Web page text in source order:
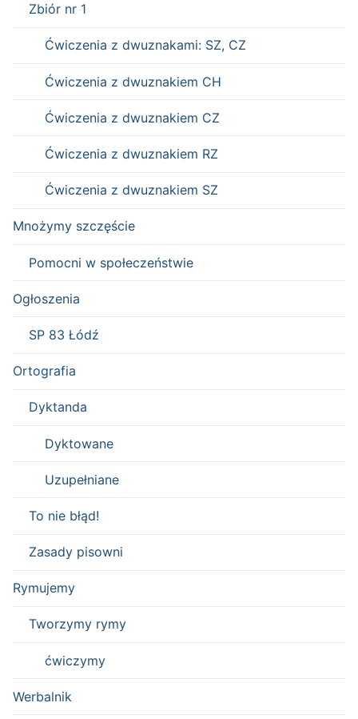
Zbiór nr 1
Ćwiczenia z dwuznakami: SZ, CZ
Ćwiczenia z dwuznakiem CH
Ćwiczenia z dwuznakiem CZ
Ćwiczenia z dwuznakiem RZ
Ćwiczenia z dwuznakiem SZ
Mnożymy szczęście
Pomocni w społeczeństwie
Ogłoszenia
SP 83 Łódź
Ortografia
Dyktanda
Dyktowane
Uzupełniane
To nie błąd!
Zasady pisowni
Rymujemy
Tworzymy rymy
ćwiczymy
Werbalnik